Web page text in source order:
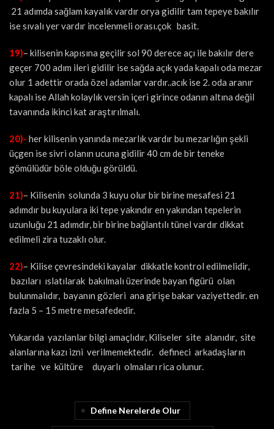
21 adımda sağlam kayalık vardır orya gidilir tam tepeye bakılır
ise sıvalı yer vardır incelenmeli orası.çok basit.
19)– kilisenin kapısına geçilir sol 90 derece açı ile bakılır dere
geçer 700 adım ileri gidilir ise sağda açık yada kapalı oda mezar
olur 1 adettir orada özel adamlar vardır..acık ise 2. oda aranır
kapalı ise Allah kolaylık versin içeri girince odanın altına değil
tavanında ikinci kat araştırılmalı.
20)- her kilisenin yanında mezarlık vardır bu mezarlığın şekli
üçgen ise sivri olanın ucuna gidilir 40 cm de bir teneke
gömülüdür böle olduğu görüldü.
21)– Kilisenin solunda 3 kuyu olur bir birine mesafesi 21
adımdır bu kuyulara iki tepe yakındır en yakından tepelerin
uzunluğu 21 adımdır, bir birine bağlantılı tünel vardır dikkat
edilmeli zira tuzaklı olur.
22)– Kilise çevresindeki kayalar dikkatle kontrol edilmelidir,
bazıları ıslatılarak bakılmalı üzerinde bayan figürü olan
bulunmalıdır, bayanın gözleri ana girişe bakar vaziyettedir. en
fazla 5 – 15 metre mesafededir.
Yukarıda yazılanlar bilgi amaçlıdır, Kiliseler site alanıdır, site
alanlarına kazı izni verilmemektedir. defineci arkadaşların
tarihe ve kültüre duyarlı olmaları rica olunur.
Define Nerelerde Olur